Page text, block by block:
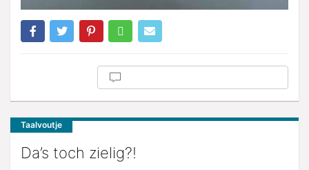
Taalvoutje
Da’s toch zielig?!